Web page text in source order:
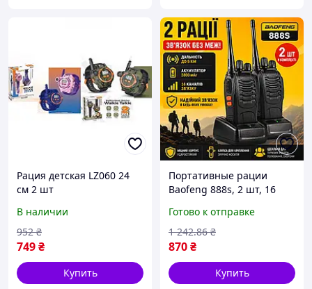
Рация детская LZ060 24
см 2 шт
В наличии
749₴
952 ₴
Купить
Портативные рации
Baofeng 888s, 2 шт, 16
км, черные /
Радиостанция
двухдиапазонная
Готово к отправке
870₴
1 242.86 ₴
Купить